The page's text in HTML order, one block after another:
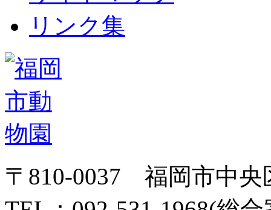
リンク集
〒810-0037 福岡市中央